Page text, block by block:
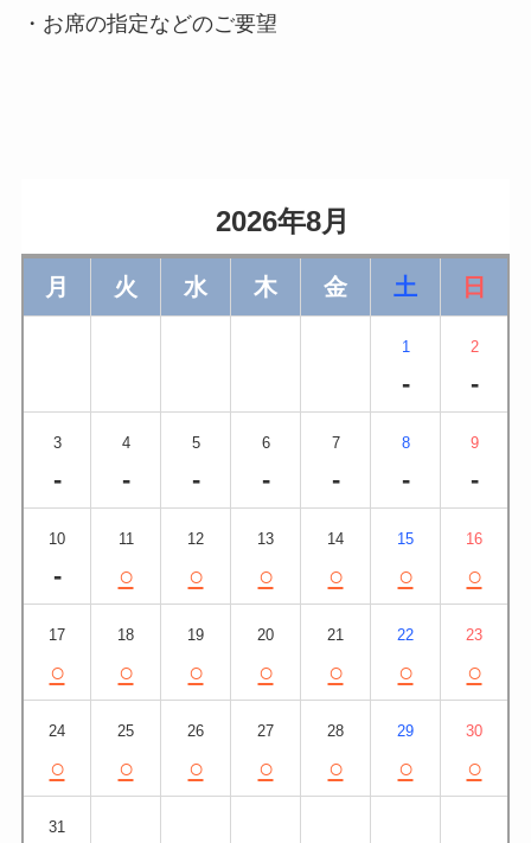
・お席の指定などのご要望
                    2026年8月
月 火 水 木 金 土 日
1
-
2
-
3
-
4
-
5
-
6
-
7
-
8
-
9
-
10
-
11
○
12
○
13
○
14
○
15
○
16
○
17
○
18
○
19
○
20
○
21
○
22
○
23
○
24
○
25
○
26
○
27
○
28
○
29
○
30
○
31